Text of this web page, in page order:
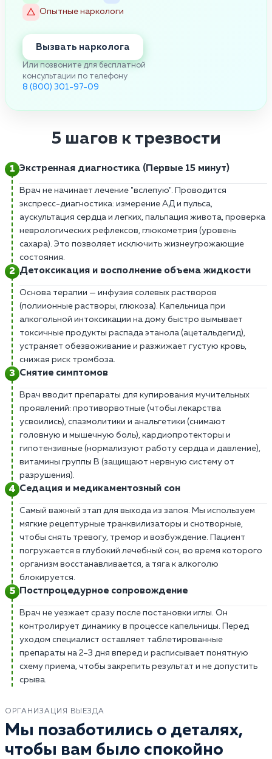
Опытные наркологи
Вызвать нарколога
Или позвоните для бесплатной
консультации по телефону
8 (800) 301-97-09
5 шагов к трезвости
Экстренная диагностика (Первые 15 минут)
Врач не начинает лечение "вслепую". Проводится
экспресс-диагностика: измерение АД и пульса,
аускультация сердца и легких, пальпация живота, проверка
неврологических рефлексов, глюкометрия (уровень
сахара). Это позволяет исключить жизнеугрожающие
состояния.
Детоксикация и восполнение объема жидкости
Основа терапии — инфузия солевых растворов
(полиионные растворы, глюкоза). Капельница при
алкогольной интоксикации на дому быстро вымывает
токсичные продукты распада этанола (ацетальдегид),
устраняет обезвоживание и разжижает густую кровь,
снижая риск тромбоза.
Снятие симптомов
Врач вводит препараты для купирования мучительных
проявлений: противорвотные (чтобы лекарства
усвоились), спазмолитики и анальгетики (снимают
головную и мышечную боль), кардиопротекторы и
гипотензивные (нормализуют работу сердца и давление),
витамины группы В (защищают нервную систему от
разрушения).
Седация и медикаментозный сон
Самый важный этап для выхода из запоя. Мы используем
мягкие рецептурные транквилизаторы и снотворные,
чтобы снять тревогу, тремор и возбуждение. Пациент
погружается в глубокий лечебный сон, во время которого
организм восстанавливается, а тяга к алкоголю
блокируется.
Постпроцедурное сопровождение
Врач не уезжает сразу после постановки иглы. Он
контролирует динамику в процессе капельницы. Перед
уходом специалист оставляет таблетированные
препараты на 2–3 дня вперед и расписывает понятную
схему приема, чтобы закрепить результат и не допустить
срыва.
ОРГАНИЗАЦИЯ ВЫЕЗДА
Мы позаботились о деталях,
чтобы вам было спокойно